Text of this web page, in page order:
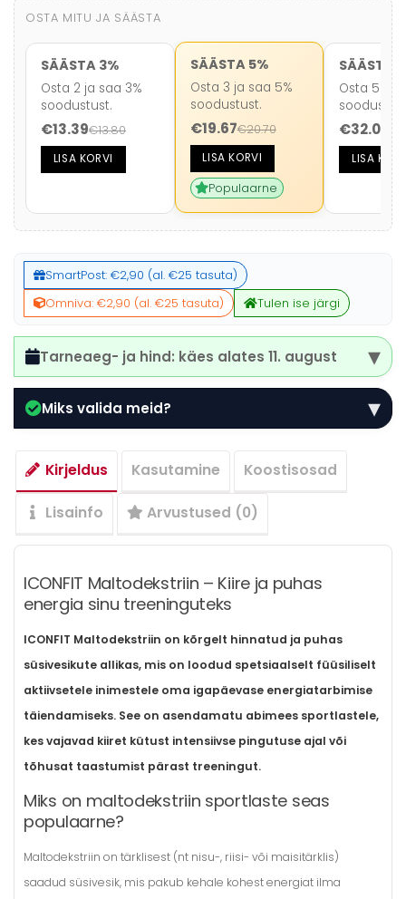
kogus
OSTA MITU JA SÄÄSTA
SÄÄSTA 3%
Osta 2 ja saa 3%
soodustust.
€13.39€13.80
LISA KORVI
SÄÄSTA 5%
Osta 3 ja saa 5%
soodustust.
€19.67€20.70
LISA KORVI
Populaarne
SÄÄSTA
Osta 5 ja
€32.09 €
LISA
SmartPost: €2,90 (al. €25 tasuta)
Omniva: €2,90 (al. €25 tasuta)
Tulen ise järgi
Tarneaeg- ja hind: käes alates 11. august ▾
Miks valida meid? ▾
Kirjeldus Kasutamine Koostisosad
Lisainfo Arvustused (0)
ICONFIT Maltodekstriin – Kiire ja puhas
energia sinu treeninguteks
ICONFIT Maltodekstriin on kõrgelt hinnatud ja puhas
süsivesikute allikas, mis on loodud spetsiaalselt füüsiliselt
aktiivsetele inimestele oma igapäevase energiatarbimise
täiendamiseks. See on asendamatu abimees sportlastele,
kes vajavad kiiret kütust intensiivse pingutuse ajal või
tõhusat taastumist pärast treeningut.
Miks on maltodekstriin sportlaste seas
populaarne?
Maltodekstriin on tärklisest (nt nisu-, riisi- või maisitärklis)
saadud süsivesik, mis pakub kehale kohest energiat ilma